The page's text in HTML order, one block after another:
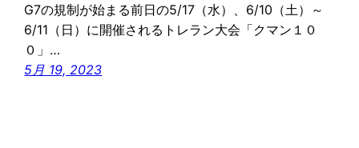
G7の規制が始まる前日の5/17（水）、6/10（土）～
6/11（日）に開催されるトレラン大会「クマン１０
０」…
5月 19, 2023